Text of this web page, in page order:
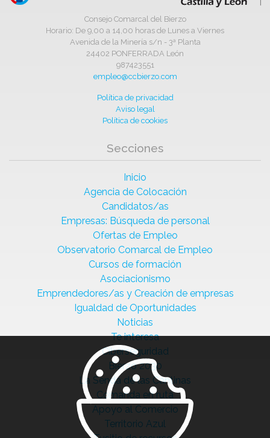
Consejo Comarcal del Bierzo
Horario: De 9,00 a 14,00 horas de Lunes a Viernes
Avenida de la Minería s/n - 3ª Planta
24402 PONFERRADA León
987423551
empleo@ccbierzo.com
Política de privacidad
Aviso legal
Política de cookies
Secciones
Inicio
Agencia de Colocación
Candidatos/as
Empresas: Búsqueda de personal
Ofertas de Empleo
Observatorio Comarcal de Empleo
Cursos de formación
Asociacionismo
Emprendedores/as y Creación de empresas
Igualdad de Oportunidades
Noticias
Te interesa
Ciberseguridad
Bierzo 2030
La Senda de las Cantinas
Comanda en ruta
Apoyo al Comercio
Territorio Azul